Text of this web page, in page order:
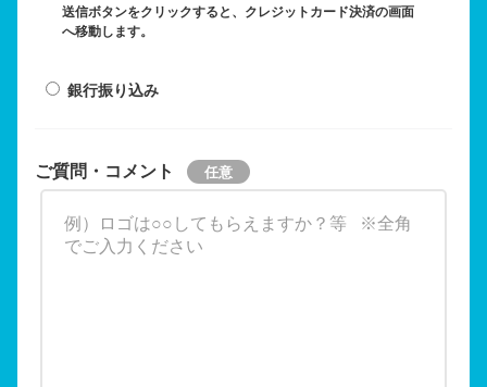
送信ボタンをクリックすると、クレジットカード決済の画面
へ移動します。
銀行振り込み
ご質問・コメント